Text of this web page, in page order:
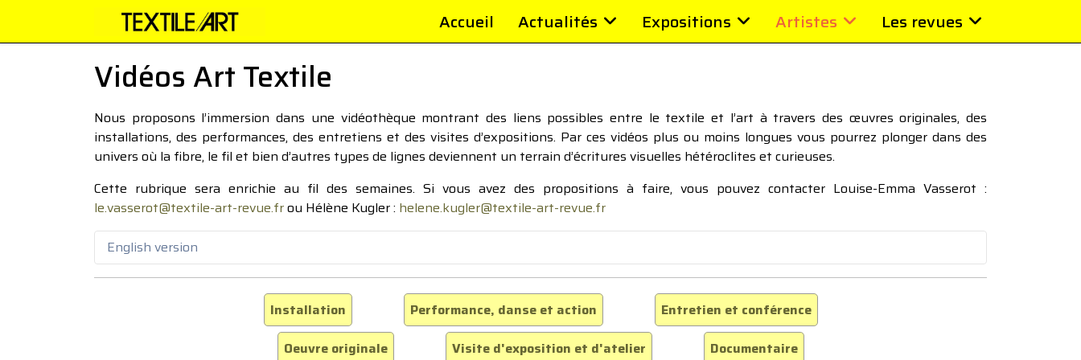
Accueil Actualités Expositions Artistes Les revues
Vidéos Art Textile
Nous proposons l’immersion dans une vidéothèque montrant des liens possibles entre le textile et l’art à travers des œuvres originales, des
installations, des performances, des entretiens et des visites d’expositions. Par ces vidéos plus ou moins longues vous pourrez plonger dans des
univers où la fibre, le fil et bien d’autres types de lignes deviennent un terrain d’écritures visuelles hétéroclites et curieuses.
Cette rubrique sera enrichie au fil des semaines. Si vous avez des propositions à faire, vous pouvez contacter Louise-Emma Vasserot :
le.vasserot@textile-art-revue.frou Hélène Kugler : helene.kugler@textile-art-revue.fr
English version
Installation Performance, danse et action
Entretien et conférence
Oeuvre originale
Visite d'exposition et d'atelier Documentaire